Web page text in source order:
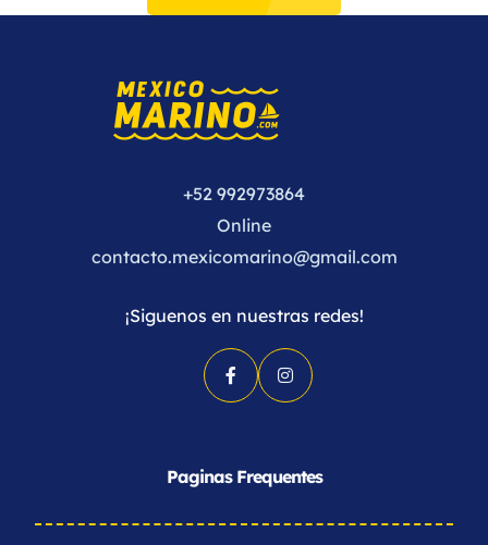
+52 992973864
Online
contacto.mexicomarino@gmail.com
¡Siguenos en nuestras redes!
Paginas Frequentes